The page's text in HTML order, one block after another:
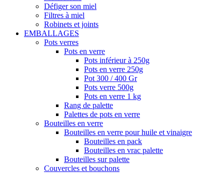
Défiger son miel
Filtres à miel
Robinets et joints
EMBALLAGES
Pots verres
Pots en verre
Pots inférieur à 250g
Pots en verre 250g
Pot 300 / 400 Gr
Pots verre 500g
Pots en verre 1 kg
Rang de palette
Palettes de pots en verre
Bouteilles en verre
Bouteilles en verre pour huile et vinaigre
Bouteilles en pack
Bouteilles en vrac palette
Bouteilles sur palette
Couvercles et bouchons